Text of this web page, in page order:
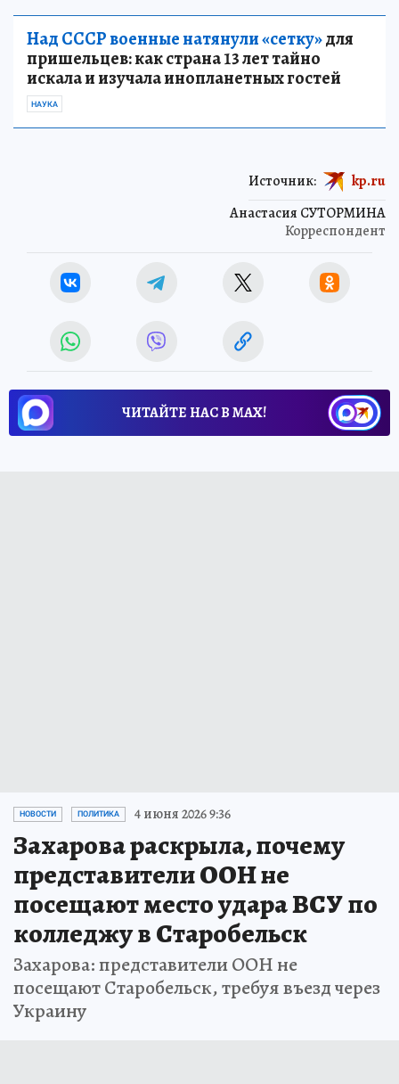
Над СССР военные натянули «сетку»для
пришельцев: как страна 13 лет тайно
искала и изучала инопланетных гостей
НАУКА
Анастасия СУТОРМИНА
Корреспондент
Источник: kp.ru
ЧИТАЙТЕ НАС В МАХ!
НОВОСТИ ПОЛИТИКА 4 июня 2026 9:36
Захарова раскрыла, почему
представители ООН не
посещают место удара ВСУ по
колледжу в Старобельск
Захарова: представители ООН не
посещают Старобельск, требуя въезд через
Украину